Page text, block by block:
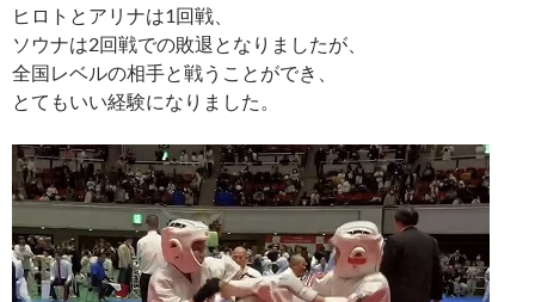
ヒロトとアリナは1回戦、
ソウナは2回戦での敗退となりましたが、
全国レベルの相手と戦うことができ、
とてもいい経験になりました。